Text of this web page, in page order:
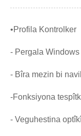
•Profila Kontrolker
- Pergala Windows
- Bîra mezin bi
-Fonksiyona
- Veguhestina